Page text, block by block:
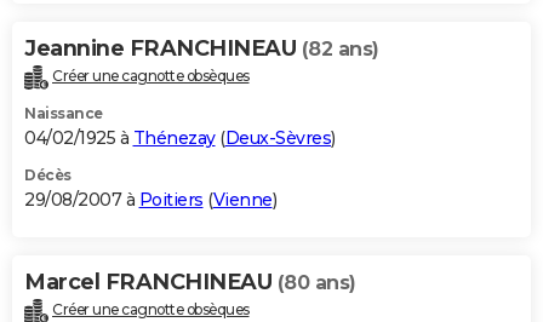
Jeannine FRANCHINEAU (82 ans)
Créer une cagnotte obsèques
Naissance
04/02/1925 à Thénezay(Deux-Sèvres)
Décès
29/08/2007 à Poitiers (Vienne)
Marcel FRANCHINEAU (80 ans)
Créer une cagnotte obsèques